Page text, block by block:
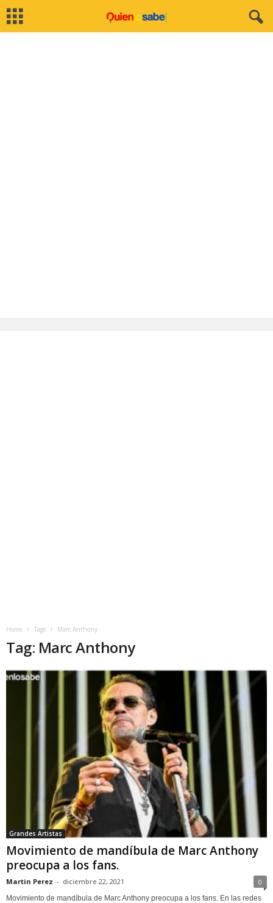
Home Tags Marc Anthony
Tag: Marc Anthony
Grandes Artistas
Movimiento de mandíbula de Marc Anthony
preocupa a los fans.
Martin Perez - diciembre 22, 2021 0
Movimiento de mandíbula de Marc Anthony preocupa a los fans. En las redes